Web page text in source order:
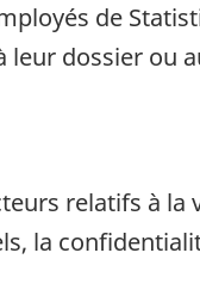
de
leur dossier ou
relatifs à la
la